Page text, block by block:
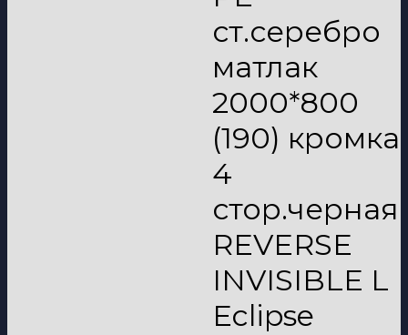
ст.серебро
матлак
2000*800
(190) кромка
4
стор.черная
REVERSE
INVISIBLE L
Eclipse